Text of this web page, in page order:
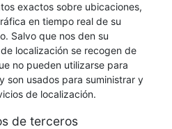
exactos sobre ubicaciones,
en tiempo real de su
Salvo que nos den su
localización se recogen de
no pueden utilizarse para
son usados para suministrar y
de localización.
de terceros